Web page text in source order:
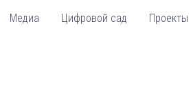
Медиа Цифровой сад Проекты